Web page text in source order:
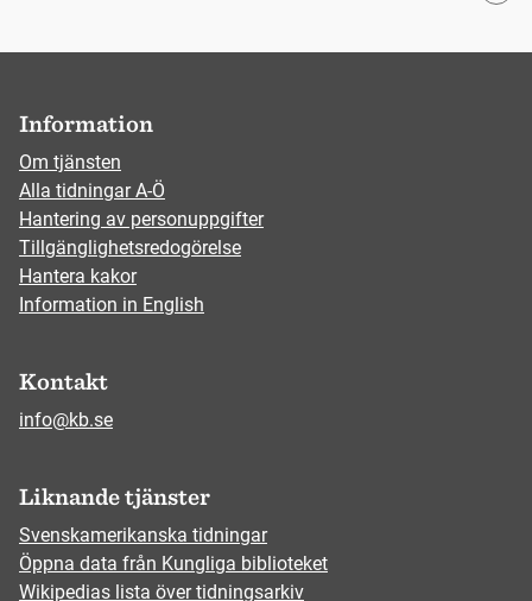
Information
Om tjänsten
Alla tidningar A-Ö
Hantering av personuppgifter
Tillgänglighetsredogörelse
Hantera kakor
Information in English
Kontakt
info@kb.se
Liknande tjänster
Svenskamerikanska tidningar
Öppna data från Kungliga biblioteket
Wikipedias lista över tidningsarkiv